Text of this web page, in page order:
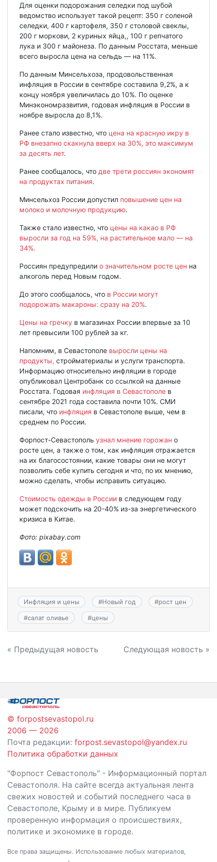
Для оценки подорожания селедки под шубой
ведомство использует такой рецепт: 350 г соленой
селедки, 400 г картофеля, 350 г столовой свеклы,
200 г моркови, 2 куриных яйца,, 100 г репчатого
лука и 300 г майонеза. По данным Росстата, меньше
всего выросла цена на сельдь — на 11%.
По данным Минсельхоза, продовольственная
инфляция в России в сентябре составила 9,2%, а к
концу ноября увеличилась до 10%. По оценке
Минэкономразвития, годовая инфляция в России в
ноябре выросла до 8,1%.
Ранее стало известно, что цена на красную икру в
РФ внезапно скакнула вверх на 30%, это максимум
за десять лет.
Ранее сообщалось, что две трети россиян экономят
на продуктах питания.
Минсельхоз России допустил повышение цен на
молоко и молочную продукцию.
Также стало известно, что цены на какао в РФ
выросли за год на 59%, на растительное мало — на
34%.
Россиян предупредили о значительном росте цен на
алкоголь перед Новым годом.
До этого сообщалось, что в России могут
подорожать макароны: сразу на 20%.
Цены на гречку в магазинах России впервые за 10
лет превысили 100 рублей за кг.
Напомним, в Севастополе выросли цены на
продукты, стройматериалы и услуги транспорта.
Информацию относительно инфляции в городе
опубликовал Центробанк со ссылкой на данные
Росстата. Годовая инфляция в Севастополе в
сентябре 2021 года составила почти 10%. СМИ
писали, что инфляция в Севастополе выше, чем в
среднем по России.
Форпост-Севастополь узнал мнение горожан о
росте цен, а также о том, как инфляция отражается
на их благосостоянии, какие товары они не могут
позволить себе купить сегодня и что, по их мнению,
можно сделать, чтобы исправить ситуацию.
Стоимость одежды в России в следующем году
может подскочить на 20-40% из-за энергетического
кризиса в Китае.
Фото: pixabay.com
Инфляция и цены #Новый год #рост цен
#салат оливье #цены
Навигация
записям
« Предыдущая новость Следующая новость »
© forpostsevastopol.ru
2006 — 2026
Почта редакции: forpost.sevastopol@yandex.ru
Политика обработки данных
"Форпост Севастополь" - Информационный портал
Севастополя. На сайте всегда актуальная лента
свежих новостей и событий последнего часа в
Севастополе, Крыму и в мире. Публикуем
проверенную информация о происшествиях,
политике и экономике в городе.
Все права защищены. Использование любых материалов,